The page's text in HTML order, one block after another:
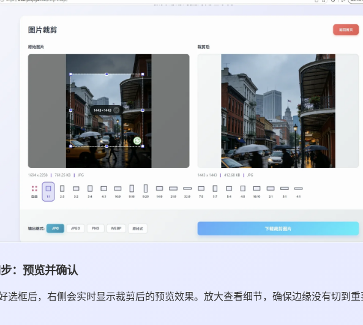
：预览并确认
选框后，右侧会实时显示裁剪后的预览效果。放大查看细节，确保边缘没有切到